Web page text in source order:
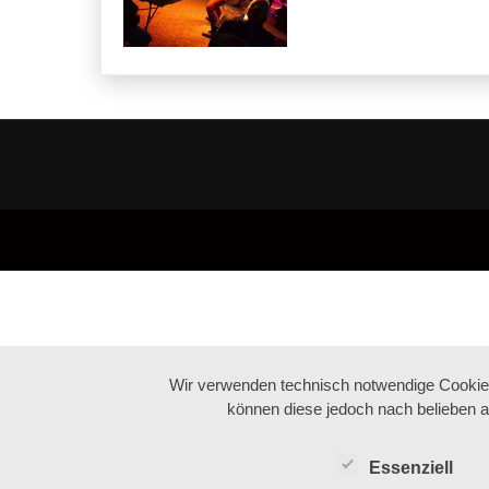
Wir verwenden technisch notwendige
können diese jedoch nach belieben
Essenziell